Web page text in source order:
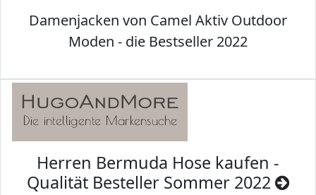
Damenjacken von Camel Aktiv Outdoor
Moden - die Bestseller 2022
Herren Bermuda Hose kaufen -
Qualität Besteller Sommer 2022